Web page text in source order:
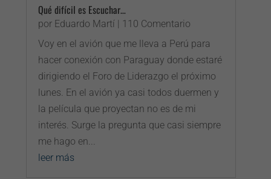
Qué difícil es Escuchar…
por Eduardo Martí | 110 Comentario
Voy en el avión que me lleva a Perú para
hacer conexión con Paraguay donde estaré
dirigiendo el Foro de Liderazgo el próximo
lunes. En el avión ya casi todos duermen y
la película que proyectan no es de mi
interés. Surge la pregunta que casi siempre
me hago en...
leer más